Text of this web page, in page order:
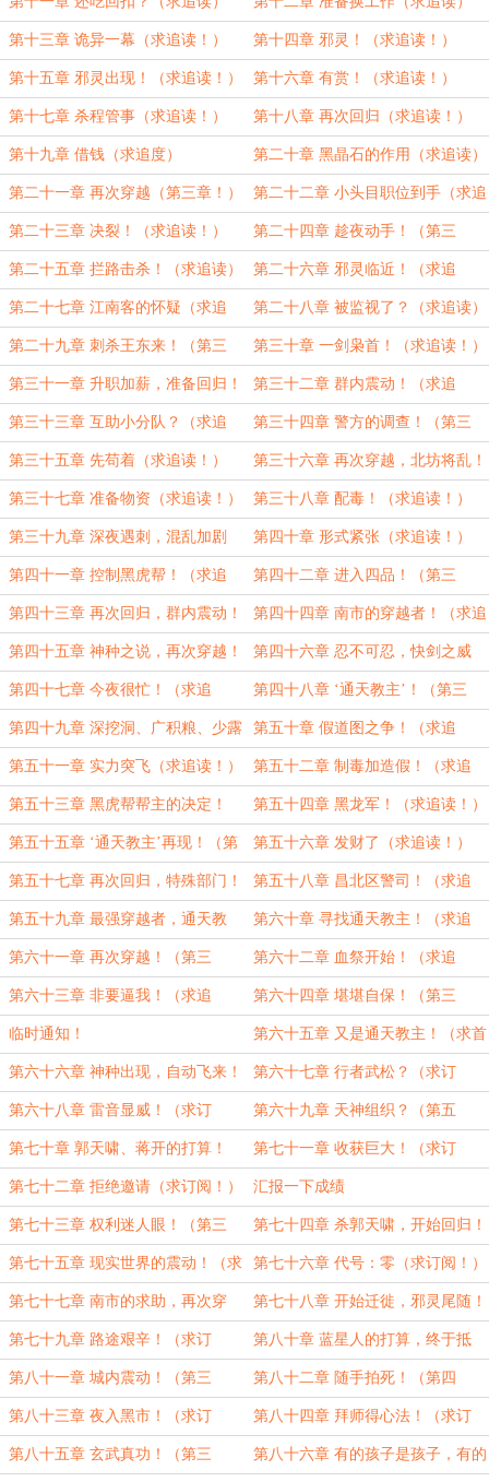
第十三章 诡异一幕（求追读！） 第十四章 邪灵！（求追读！）
第十五章 邪灵出现！（求追读！） 第十六章 有赏！（求追读！）
第十七章 杀程管事（求追读！） 第十八章 再次回归（求追读！）
第十九章 借钱（求追度） 第二十章 黑晶石的作用（求追读）
第二十一章 再次穿越（第三章！） 第二十二章 小头目职位到手（求追
读！）
第二十三章 决裂！（求追读！） 第二十四章 趁夜动手！（第三
章！）
第二十五章 拦路击杀！（求追读） 第二十六章 邪灵临近！（求追
读！）
第二十七章 江南客的怀疑（求追
读）
第二十八章 被监视了？（求追读）
第二十九章 刺杀王东来！（第三
章！）
第三十章 一剑枭首！（求追读！）
第三十一章 升职加薪，准备回归！
（求追读）
第三十二章 群内震动！（求追
读！）
第三十三章 互助小分队？（求追
读！）
第三十四章 警方的调查！（第三
章）
第三十五章 先苟着（求追读！） 第三十六章 再次穿越，北坊将乱！
（求追读！）
第三十七章 准备物资（求追读！） 第三十八章 配毒！（求追读！）
第三十九章 深夜遇刺，混乱加剧
（第三章！）
第四十章 形式紧张（求追读！）
第四十一章 控制黑虎帮！（求追
读！）
第四十二章 进入四品！（第三
章！）
第四十三章 再次回归，群内震动！
（求追读！）
第四十四章 南市的穿越者！（求追
读！）
第四十五章 神种之说，再次穿越！
（求追读！）
第四十六章 忍不可忍，快剑之威
（求追读！）
第四十七章 今夜很忙！（求追
读！）
第四十八章 ‘通天教主’！（第三
章）
第四十九章 深挖洞、广积粮、少露
面！（求追读！）
第五十章 假道图之争！（求追
读！）
第五十一章 实力突飞（求追读！） 第五十二章 制毒加造假！（求追
读！）
第五十三章 黑虎帮帮主的决定！
（求追读！）
第五十四章 黑龙军！（求追读！）
第五十五章 ‘通天教主’再现！（第
三章！）
第五十六章 发财了（求追读！）
第五十七章 再次回归，特殊部门！
（求追读！）
第五十八章 昌北区警司！（求追
读！）
第五十九章 最强穿越者，通天教
主！（求追读！）
第六十章 寻找通天教主！（求追
读！）
第六十一章 再次穿越！（第三
章！）
第六十二章 血祭开始！（求追
读！）
第六十三章 非要逼我！（求追
读！）
第六十四章 堪堪自保！（第三
章！）
临时通知！ 第六十五章 又是通天教主！（求首
订！）
第六十六章 神种出现，自动飞来！
（求订阅！）
第六十七章 行者武松？（求订
阅！）
第六十八章 雷音显威！（求订
阅！）
第六十九章 天神组织？（第五
章！）
第七十章 郭天啸、蒋开的打算！
（第六章！）
第七十一章 收获巨大！（求订
阅！）
第七十二章 拒绝邀请（求订阅！） 汇报一下成绩
第七十三章 权利迷人眼！（第三
章！）
第七十四章 杀郭天啸，开始回归！
（第四章！）
第七十五章 现实世界的震动！（求
订阅！）
第七十六章 代号：零（求订阅！）
第七十七章 南市的求助，再次穿
越！（第三章！）
第七十八章 开始迁徙，邪灵尾随！
（第四章！）
第七十九章 路途艰辛！（求订
阅！）
第八十章 蓝星人的打算，终于抵
达！（求订阅！）
第八十一章 城内震动！（第三
章！）
第八十二章 随手拍死！（第四
章！）
第八十三章 夜入黑市！（求订
阅！）
第八十四章 拜师得心法！（求订
阅！）
第八十五章 玄武真功！（第三 第八十六章 有的孩子是孩子，有的